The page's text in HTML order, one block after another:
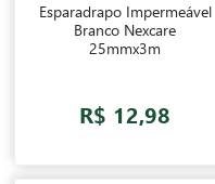
Esparadrapo Impermeável
Branco Nexcare
25mmx3m
R$ 12,98